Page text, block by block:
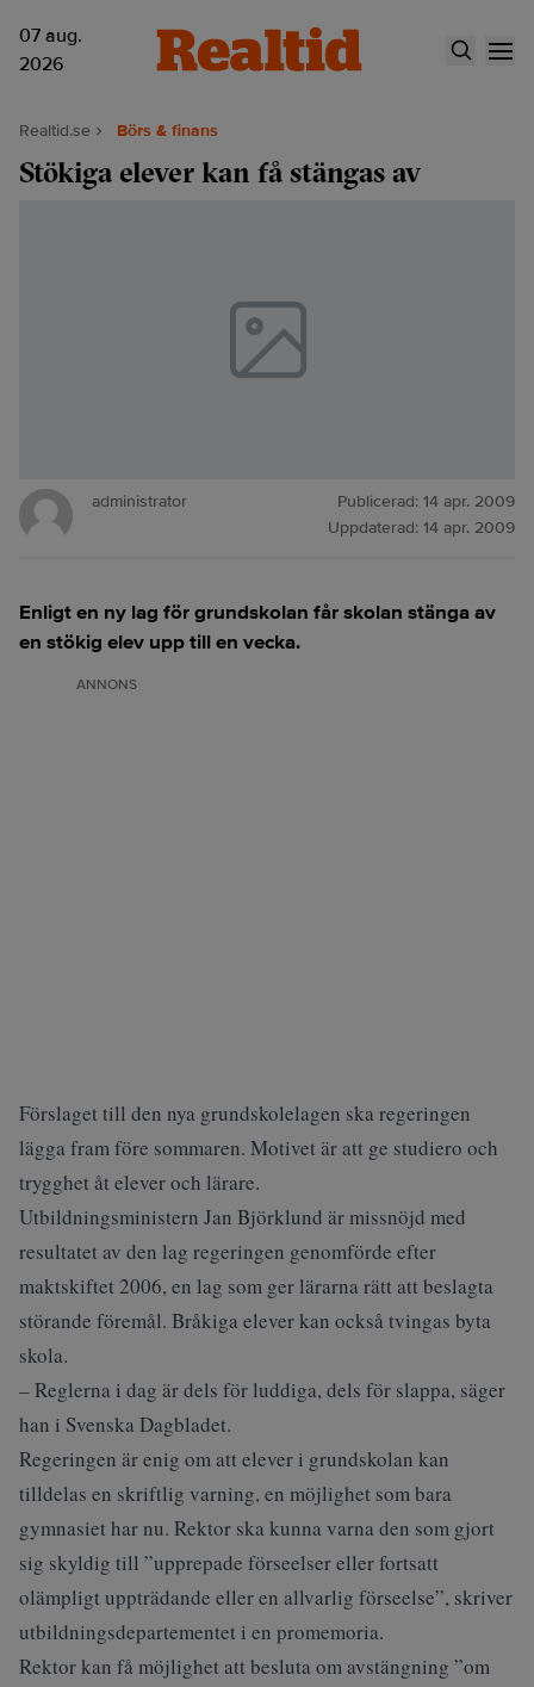
07 aug.
2026
Realtid.se Börs & finans
Stökiga elever kan få stängas av
administrator Publicerad: 14 apr. 2009
Uppdaterad: 14 apr. 2009
Enligt en ny lag för grundskolan får skolan stänga av
en stökig elev upp till en vecka.
ANNONS
Förslaget till den nya grundskolelagen ska regeringen
lägga fram före sommaren. Motivet är att ge studiero och
trygghet åt elever och lärare.
Utbildningsministern Jan Björklund är missnöjd med
resultatet av den lag regeringen genomförde efter
maktskiftet 2006, en lag som ger lärarna rätt att beslagta
störande föremål. Bråkiga elever kan också tvingas byta
skola.
– Reglerna i dag är dels för luddiga, dels för slappa, säger
han i Svenska Dagbladet.
Regeringen är enig om att elever i grundskolan kan
tilldelas en skriftlig varning, en möjlighet som bara
gymnasiet har nu. Rektor ska kunna varna den som gjort
sig skyldig till ”upprepade förseelser eller fortsatt
olämpligt uppträdande eller en allvarlig förseelse”, skriver
utbildningsdepartementet i en promemoria.
Rektor kan få möjlighet att besluta om avstängning ”om